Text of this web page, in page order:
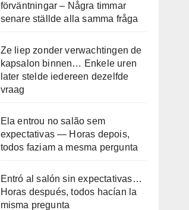
förväntningar – Några timmar
senare ställde alla samma fråga
Ze liep zonder verwachtingen de
kapsalon binnen… Enkele uren
later stelde iedereen dezelfde
vraag
Ela entrou no salão sem
expectativas — Horas depois,
todos faziam a mesma pergunta
Entró al salón sin expectativas…
Horas después, todos hacían la
misma pregunta